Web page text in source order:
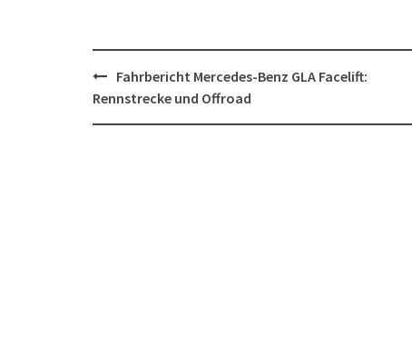
Post
navigation
Fahrbericht Mercedes-Benz GLA Facelift:
Rennstrecke und Offroad